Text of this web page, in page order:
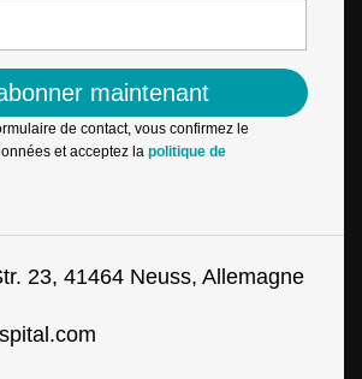
maintenant
de contact, vous confirmez le
et acceptez la politique de
23, 41464 Neuss, Allemagne